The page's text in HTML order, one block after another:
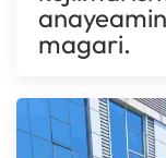
magari.